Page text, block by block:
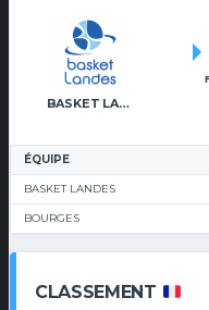
BASKET LANDES
ÉQUIPE
BASKET LANDES
BOURGES
CLASSEMENT